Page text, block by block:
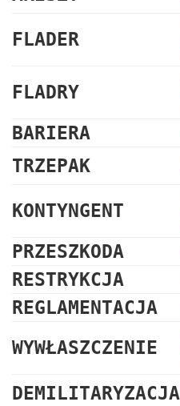
FLADER
FLADRY
BARIERA
TRZEPAK
KONTYNGENT
PRZESZKODA
RESTRYKCJA
REGLAMENTACJA
WYWŁASZCZENIE
DEMILITARYZACJA